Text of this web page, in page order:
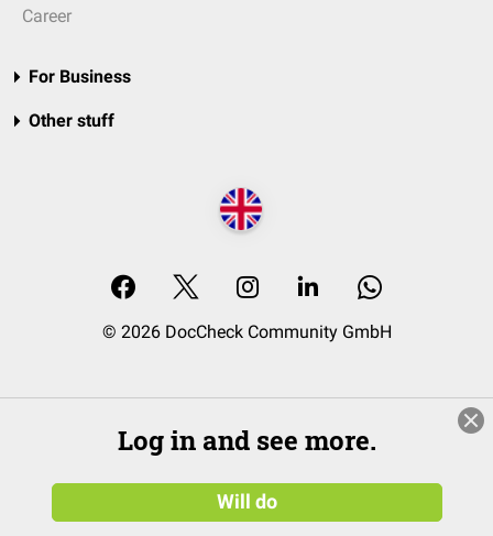
Career
For Business
Other stuff
© 2026 DocCheck Community GmbH
Log in and see more.
Will do